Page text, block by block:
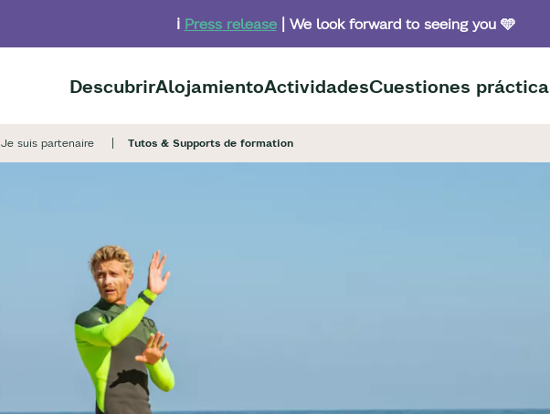
ℹ️ Press release| We look forward to seeing you 🩵
DescubrirAlojamientoActividadesCuestiones
Je suis partenaire Tutos & Supports de formation